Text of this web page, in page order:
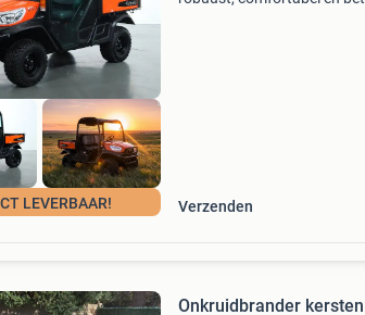
LEVERBAAR! Verzenden
Onkruidbrander kersten